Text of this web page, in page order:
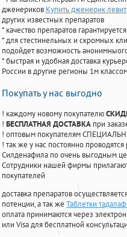
дженериков Купить дженерик
других известных препаратов
* качество препаратов
* для стестинельных и скромных
подойдет возможность
* быстрая и удобная доставка
России в другие регионы 1м
Покупать у нас выгодно
! каждому новому покупателю
! БЕСПЛАТНАЯ ДОСТАВКА при
! оптовым покупателям
! так же у нас постоянно
Силденафила по очень выгодным
Cотрудники нашей фирмы
покупателей
доставка препаратов
потенции, а так же Таблетки
оплата принимаются через
или Visa для бесплатной